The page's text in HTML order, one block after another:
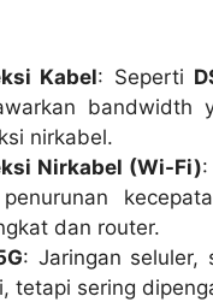
Kabel: Seperti
bandwidth
nirkabel.
Nirkabel (Wi-Fi)
dan router.
: Jaringan seluler,
tetapi sering